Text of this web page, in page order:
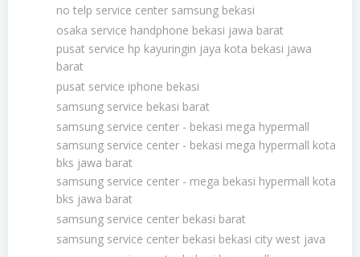
no telp service center samsung bekasi
osaka service handphone bekasi jawa barat
pusat service hp kayuringin jaya kota bekasi jawa
barat
pusat service iphone bekasi
samsung service bekasi barat
samsung service center - bekasi mega hypermall
samsung service center - bekasi mega hypermall kota
bks jawa barat
samsung service center - mega bekasi hypermall kota
bks jawa barat
samsung service center bekasi barat
samsung service center bekasi bekasi city west java